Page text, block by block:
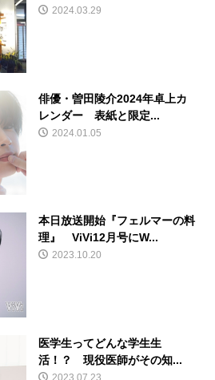
2024.03.29
俳優・曽田陵介2024年卓上カ
レンダー 表紙と限定...
2024.01.05
本日放送開始『フェルマーの料
理』 ViVi12月号にW...
2023.10.20
医学生ってどんな学生生
活！？ 現役医師がその知...
2023.07.23